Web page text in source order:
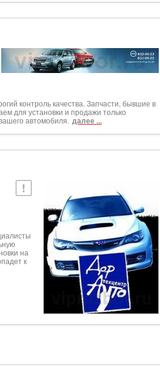
контроль качества. Запчасти, бывшие в
для установки и продажи только
автомобиля. далее ...
на
к